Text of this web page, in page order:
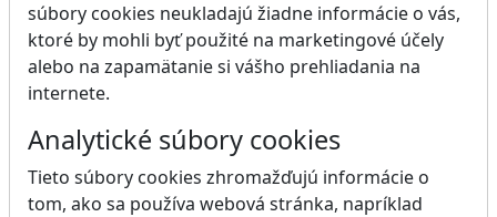
súbory cookies neukladajú žiadne informácie o vás,
ktoré by mohli byť použité na marketingové účely
alebo na zapamätanie si vášho prehliadania na
internete.
Analytické súbory cookies
Tieto súbory cookies zhromažďujú informácie o
tom, ako sa používa webová stránka, napríklad